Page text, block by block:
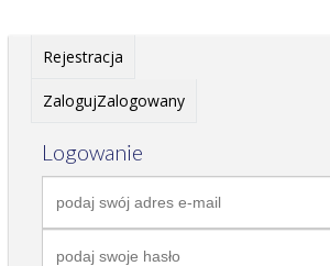
Rejestracja
ZalogujZalogowany
Logowanie